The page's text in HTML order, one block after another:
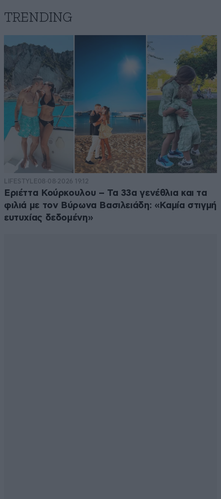
TRENDING
LIFESTYLE08·08·2026 19:12
Εριέττα Κούρκουλου – Τα 33α γενέθλια και τα
φιλιά με τον Βύρωνα Βασιλειάδη: «Καμία στιγμή
ευτυχίας δεδομένη»